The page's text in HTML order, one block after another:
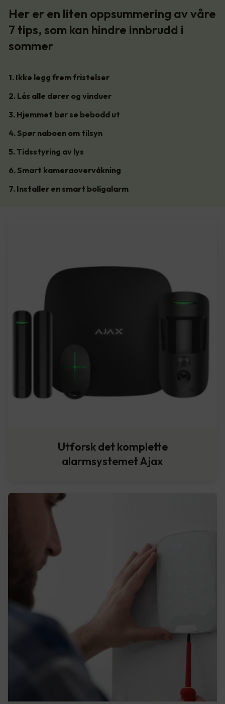
Her er en liten oppsummering av våre
7 tips, som kan hindre innbrudd i
sommer
1. Ikke legg frem fristelser
2. Lås alle dører og vinduer
3. Hjemmet bør se bebodd ut
4. Spør naboen om tilsyn
5. Tidsstyring av lys
6. Smart kameraovervåkning
7. Installer en smart boligalarm
Utforsk det komplette
alarmsystemet Ajax